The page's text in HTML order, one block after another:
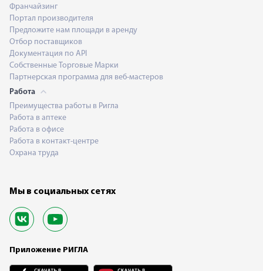
Франчайзинг
Портал производителя
Предложите нам площади в аренду
Отбор поставщиков
Документация по API
Собственные Торговые Марки
Партнерская программа для веб-мастеров
Работа
Преимущества работы в Ригла
Работа в аптеке
Работа в офисе
Работа в контакт-центре
Охрана труда
Мы в социальных сетях
Приложение РИГЛА